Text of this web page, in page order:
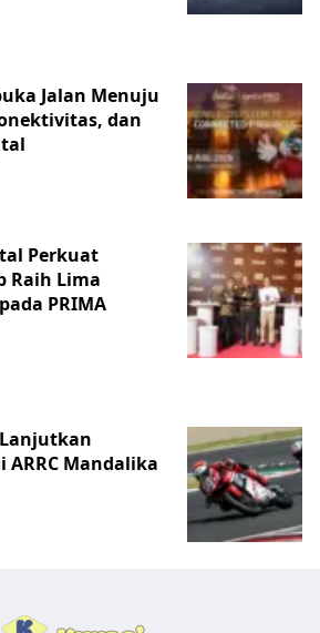
Jalan Menuju
dan
Perkuat
Raih Lima
PRIMA
ARRC Mandalika